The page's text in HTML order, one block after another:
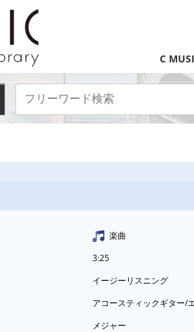
C
楽曲
3:25
イージーリスニング
アコースティックギター/
メジャー